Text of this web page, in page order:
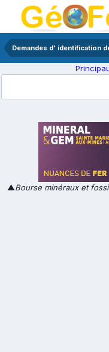
Demandes d' identification
▲Bourse minéraux et